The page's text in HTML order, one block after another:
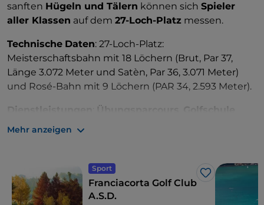
sanften Hügeln und Tälern können sich Spieler
aller Klassen auf dem 27-Loch-Platz messen.
Technische Daten: 27-Loch-Platz:
Meisterschaftsbahn mit 18 Löchern (Brut, Par 37,
Länge 3.072 Meter und Satèn, Par 36, 3.071 Meter)
und Rosé-Bahn mit 9 Löchern (PAR 34, 2.593 Meter).
Dienstleistungen Golfschule
Putting Green, Chipping Green, Golfcart- und
Sehenswertes und Unternehmungen in der
Umgebung: Lassen Sie sich die
von
Mehr anzeigen
Sport
Like
Franciacorta Golf Club
A.S.D.